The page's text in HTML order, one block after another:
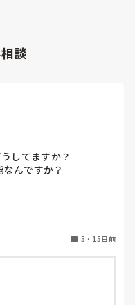
談
してますか？
んですか？
うか？職員は
5 ・ 15日前